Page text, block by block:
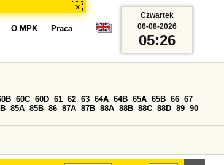
x
O MPK Praca
60C 60D 61 62 63 64A 64B 65A 65B 66 67
85A 85B 86 87A 87B 88A 88B 88C 88D 89 90
Czwartek
06-08-2026
05:26